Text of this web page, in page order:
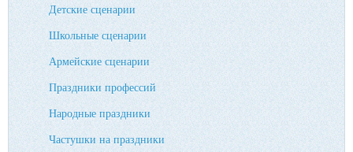
Детские сценарии
Школьные сценарии
Армейские сценарии
Праздники профессий
Народные праздники
Частушки на праздники